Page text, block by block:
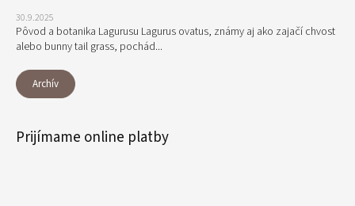
30.9.2025
Pôvod a botanika Lagurusu Lagurus ovatus, známy aj ako zajačí chvost
alebo bunny tail grass, pochád...
Archív
Prijímame online platby